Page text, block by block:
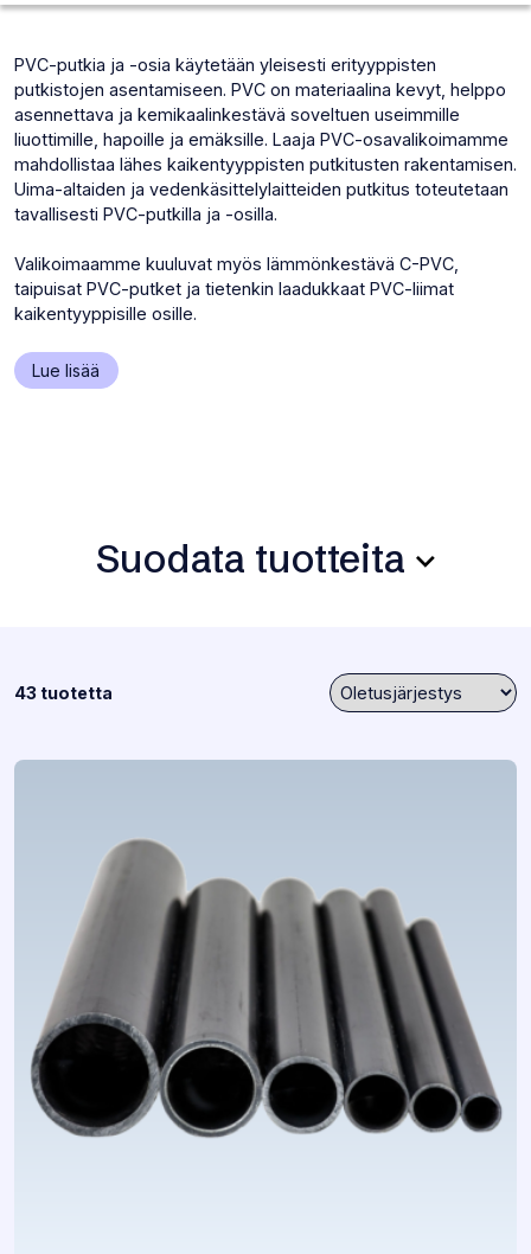
PVC-putkia ja -osia käytetään yleisesti erityyppisten
putkistojen asentamiseen. PVC on materiaalina kevyt, helppo
asennettava ja kemikaalinkestävä soveltuen useimmille
liuottimille, hapoille ja emäksille. Laaja PVC-osavalikoimamme
mahdollistaa lähes kaikentyyppisten putkitusten rakentamisen.
Uima-altaiden ja vedenkäsittelylaitteiden putkitus toteutetaan
tavallisesti PVC-putkilla ja -osilla.
Valikoimaamme kuuluvat myös lämmönkestävä C-PVC,
taipuisat PVC-putket ja tietenkin laadukkaat PVC-liimat
kaikentyyppisille osille.
Lue lisää (Siirtyy
sivulla
Suodata tuotteita
43 tuotetta